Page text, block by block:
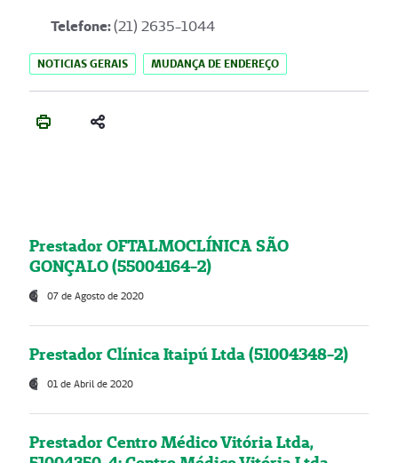
Telefone:(21) 2635-1044
NOTICIAS GERAIS MUDANÇA DE ENDEREÇO
Prestador OFTALMOCLÍNICA SÃO
GONÇALO (55004164-2)
07 de Agosto de 2020
Prestador Clínica Itaipú Ltda (51004348-2)
01 de Abril de 2020
Prestador Centro Médico Vitória Ltda,